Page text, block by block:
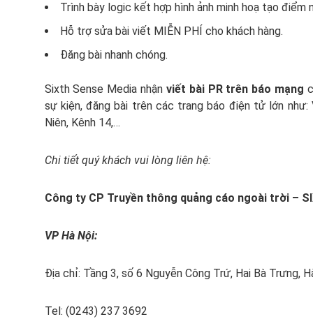
Trình bày logic kết hợp hình ảnh minh hoạ tạo điểm
Hỗ trợ sửa bài viết MIỄN PHÍ cho khách hàng.
Đăng bài nhanh chóng.
Sixth Sense Media nhận viết bài PR trên báo mạng
sự kiện, đăng bài trên các trang báo điện tử lớn như:
Niên, Kênh 14,…
Chi tiết quý khách vui lòng liên hệ:
Công ty CP Truyền thông quảng cáo ngoài trời –
VP Hà Nội:
Địa chỉ: Tầng 3, số 6 Nguyễn Công Trứ, Hai Bà Trưng,
Tel: (0243) 237 3692